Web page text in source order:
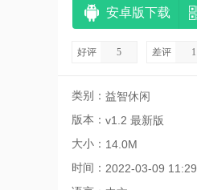
安卓版下载
好评 5 差评 1
类别： 益智休闲
版本： v1.2 最新版
大小： 14.0M
时间： 2022-03-09 11:29